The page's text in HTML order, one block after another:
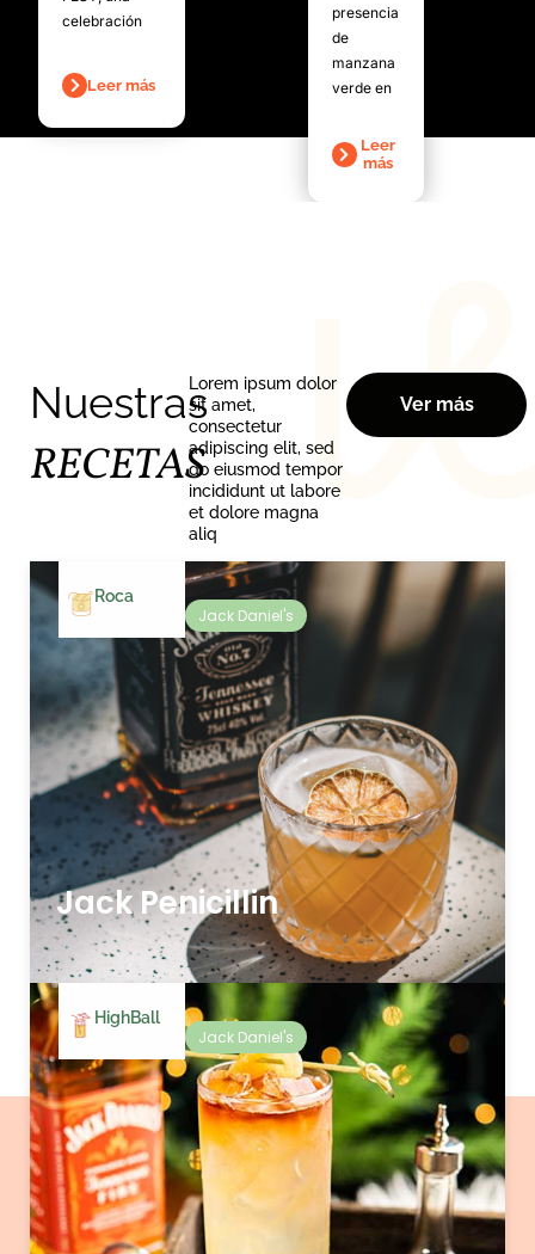
celebración
Leer más
presencia
de
manzana
verde en
Leer
más
Roca
Jack Daniel's
Jack Penicillin
HighBall
Jack Daniel's
Nuestras
RECETAS
Lorem ipsum dolor
sit amet,
consectetur
adipiscing elit, sed
do eiusmod tempor
incididunt ut labore
et dolore magna
aliq
Ver más